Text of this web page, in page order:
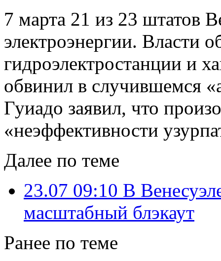
7 марта 21 из 23 штатов
электроэнергии. Власти
гидроэлектростанции и
обвинил в случившемся
Гуиадо заявил, что
«неэффективности
Далее по теме
23.07 09:10 В
масштабный блэкаут
Ранее по теме